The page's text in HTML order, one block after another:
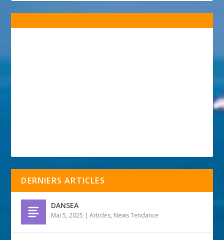
DERNIERS ARTICLES
DANSEA
Mai 5, 2025 |Articles, News Tendance